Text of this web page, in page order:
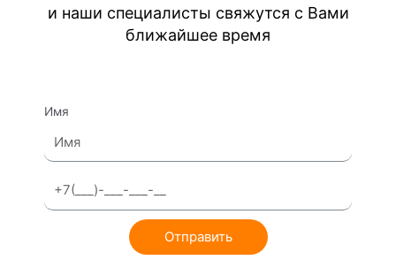
и наши специалисты свяжутся с Вами
ближайшее время
Имя
Отправить